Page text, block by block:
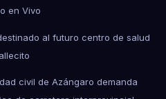
en Vivo
al futuro centro de salud
civil de Azángaro demanda